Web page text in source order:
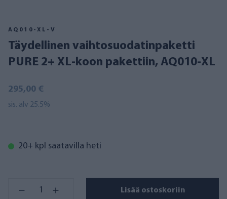
AQ010-XL-V
Täydellinen vaihtosuodatinpaketti
PURE 2+ XL-koon pakettiin, AQ010-XL
295,00 €
sis. alv 25.5%
20+ kpl saatavilla heti
Lisää ostoskoriin